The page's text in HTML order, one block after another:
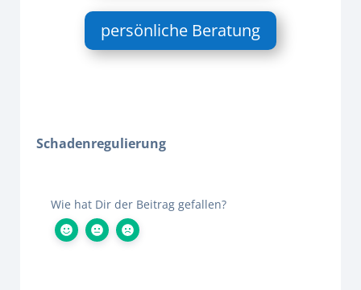
persönliche Beratung
Schadenregulierung
Wie hat Dir der Beitrag gefallen?